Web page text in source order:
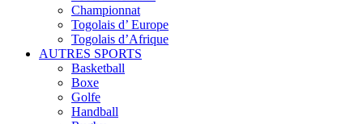
Championnat
Togolais d’ Europe
Togolais d’Afrique
AUTRES SPORTS
Basketball
Boxe
Golfe
Handball